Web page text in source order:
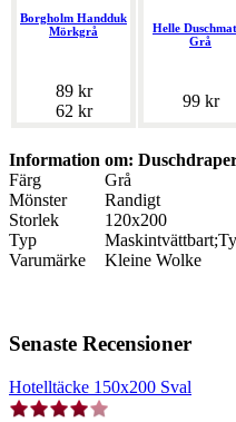
Borgholm Handduk
Mörkgrå
89 kr
62 kr
Helle
Grå
99 kr
Information om:
Färg
Grå
Mönster
Randigt
Storlek
120x200
Typ
Varumärke
Kleine Wolke
Senaste Recensioner
Hotelltäcke 150x200 Sval